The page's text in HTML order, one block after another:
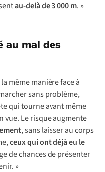
au-delà de 3 000 m. »
au mal des
même manière face à
sans problème,
qui tourne avant même
vue. Le risque augmente
, sans laisser au corps
ceux qui ont déjà eu le
de chances de présenter
»